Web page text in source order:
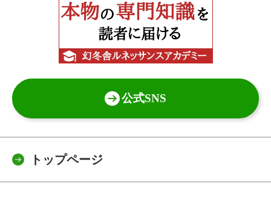
公式SNS
トップページ